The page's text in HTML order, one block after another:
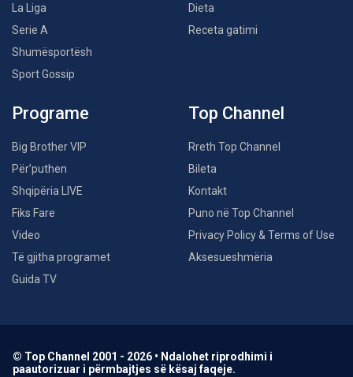
La Liga
Serie A
Shumësportësh
Sport Gossip
Dieta
Receta gatimi
Programe
Big Brother VIP
Për’puthen
Shqipëria LIVE
Fiks Fare
Video
Të gjitha programet
Guida TV
Top Channel
Rreth Top Channel
Bileta
Kontakt
Puno në Top Channel
Privacy Policy & Terms of Use
Aksesueshmëria
© Top Channel 2001 - 2026 • Ndalohet riprodhimi i
paautorizuar i përmbajtjes së kësaj faqeje.